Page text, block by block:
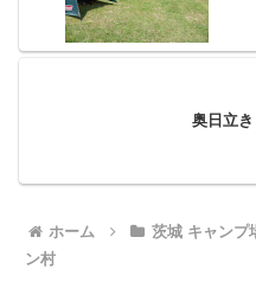
奥日立
ホーム 茨城 キャンプ
ン村